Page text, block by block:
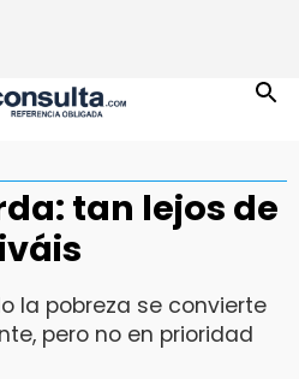
tan lejos de
la pobreza se convierte
pero no en prioridad